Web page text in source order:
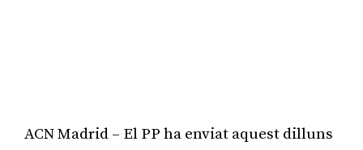
ACN Madrid – El PP ha enviat aquest dilluns